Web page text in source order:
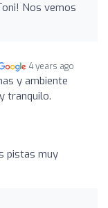
Nos vemos
4 years ago
y ambiente
tranquilo.
pistas muy